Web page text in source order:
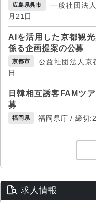
広島県呉市
一般社団法
月21日
AIを活用した京都観
係る企画提案の公募
京都市
公益社団法人
日
日韓相互誘客FAMツ
募
福岡県 福岡県庁 / 締切
求人情報